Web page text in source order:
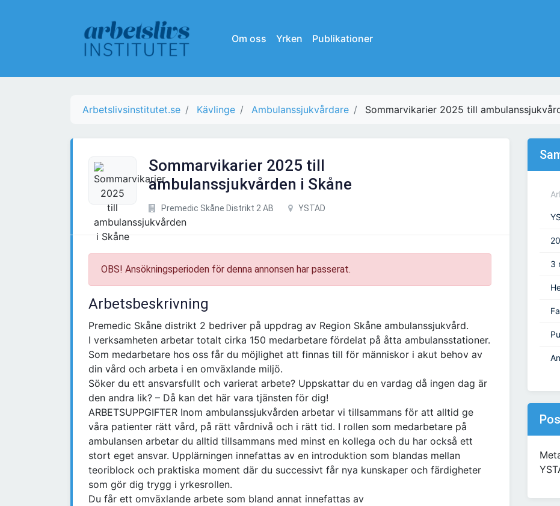
Om oss Yrken Publikationer
Arbetslivsinstitutet.se Kävlinge Ambulanssjukvårdare Sommarvikarier 2025 till
Sommarvikarier 2025 till
ambulanssjukvården i Skåne
Premedic Skåne Distrikt 2 AB YSTAD
OBS! Ansökningsperioden för denna annonsen har passerat.
Arbetsbeskrivning
Premedic Skåne distrikt 2 bedriver på uppdrag av Region Skåne ambulanssjukvård.
I verksamheten arbetar totalt cirka 150 medarbetare fördelat på åtta ambulansstationer.
Som medarbetare hos oss får du möjlighet att finnas till för människor i akut behov av
din vård och arbeta i en omväxlande miljö.
Söker du ett ansvarsfullt och varierat arbete? Uppskattar du en vardag då ingen dag är
den andra lik? – Då kan det här vara tjänsten för dig!
ARBETSUPPGIFTER Inom ambulanssjukvården arbetar vi tillsammans för att alltid ge
våra patienter rätt vård, på rätt vårdnivå och i rätt tid. I rollen som medarbetare på
ambulansen arbetar du alltid tillsammans med minst en kollega och du har också ett
stort eget ansvar. Upplärningen innefattas av en introduktion som blandas mellan
teoriblock och praktiska moment där du successivt får nya kunskaper och färdigheter
som gör dig trygg i yrkesrollen.
Du får ett omväxlande arbete som bland annat innefattas av
3